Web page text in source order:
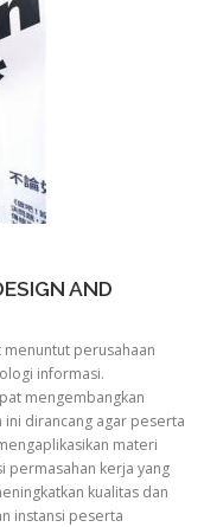
AND
perusahaan
informasi.
mengembangkan
dirancang agar peserta
materi
permasahan kerja yang
kualitas dan
instansi peserta